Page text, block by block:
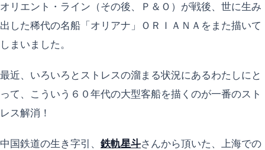
オリエント・ライン（その後、Ｐ＆Ｏ）が戦後、世に生み
出した稀代の名船「オリアナ」ＯＲＩＡＮＡをまた描いて
しまいました。
最近、いろいろとストレスの溜まる状況にあるわたしにと
って、こういう６０年代の大型客船を描くのが一番のスト
レス解消！
中国鉄道の生き字引、 鉄軌星斗さんから頂いた、上海での